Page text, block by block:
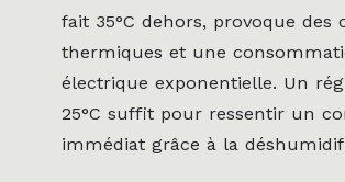
fait 35°C dehors, provoque des
thermiques et une
électrique exponentielle. Un
25°C suffit pour ressentir un
immédiat grâce à la